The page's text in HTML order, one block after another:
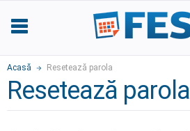
Acasă Resetează parola
Resetează parola